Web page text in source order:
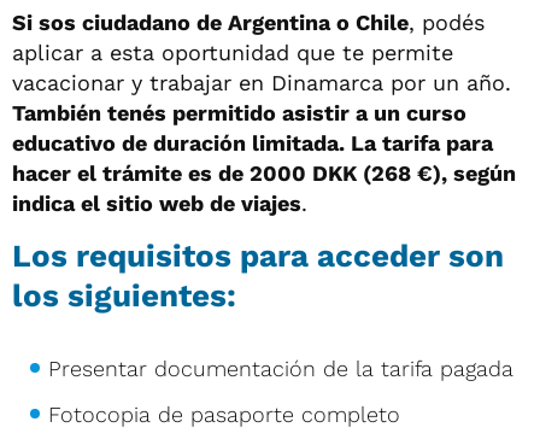
Si sos ciudadano de Argentina o Chile, podés
aplicar a esta oportunidad que te permite
vacacionar y trabajar en Dinamarca por un año.
También tenés permitido asistir a un curso
educativo de duración limitada. La tarifa para
hacer el trámite es de 2000 DKK (268 €), según
indica el sitio web de viajes.
Los requisitos para acceder son
los siguientes:
Presentar documentación de la tarifa pagada
Fotocopia de pasaporte completo